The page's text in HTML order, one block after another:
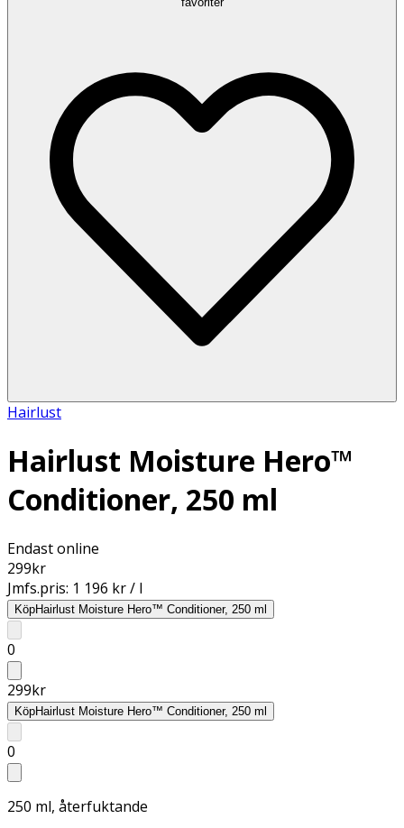
Hairlust
Hairlust Moisture Hero™
Conditioner, 250 ml
Endast online
299kr
Jmfs.pris: 1 196 kr / l
KöpHairlust Moisture Hero™ Conditioner, 250 ml
0
299kr
KöpHairlust Moisture Hero™ Conditioner, 250 ml
0
250 ml, återfuktande